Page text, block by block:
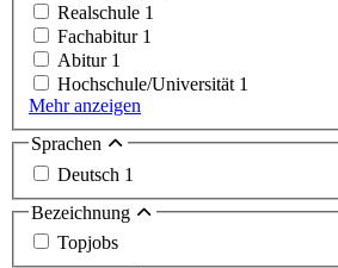
Realschule 1
Fachabitur 1
Abitur 1
Hochschule/Universität 1
Mehr anzeigen
Sprachen
Deutsch 1
Bezeichnung
Topjobs